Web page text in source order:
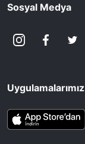
Sosyal Medya
Uygulamalarımız